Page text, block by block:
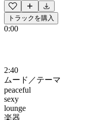
トラックを購入
0:00
2:40
ムード／テーマ
peaceful
sexy
lounge
楽器